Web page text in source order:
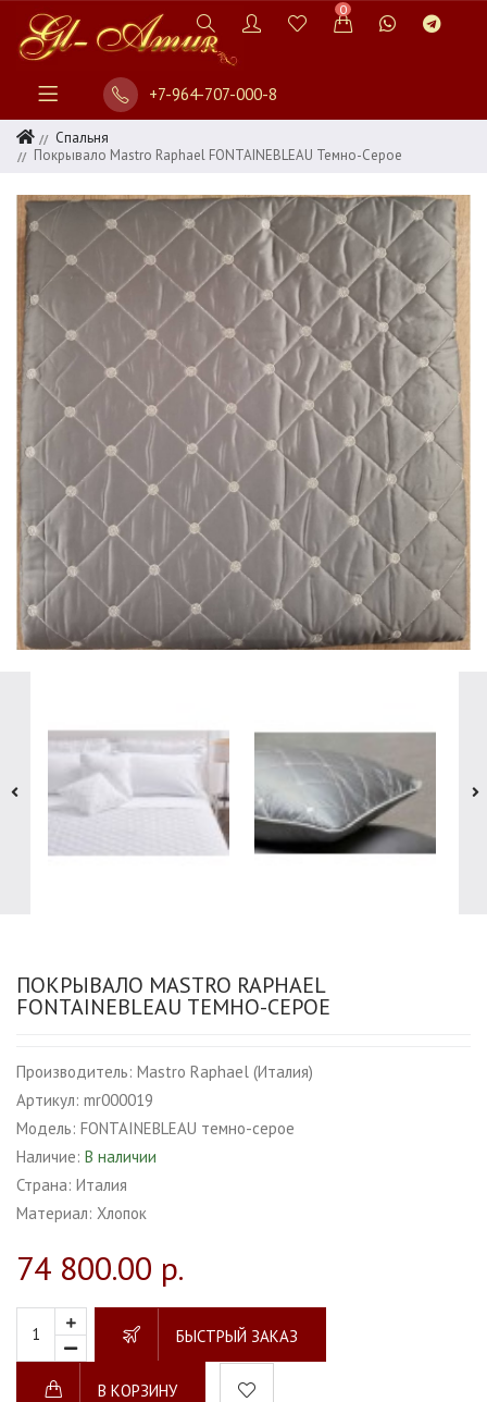
0
+7-964-707-000-8
Спальня
Покрывало Mastro Raphael FONTAINEBLEAU Темно-Серое
ПОКРЫВАЛО MASTRO RAPHAEL
FONTAINEBLEAU ТЕМНО-СЕРОЕ
Производитель: Mastro Raphael (Италия)
Артикул: mr000019
Модель: FONTAINEBLEAU темно-серое
Наличие: В наличии
Страна: Италия
Материал: Хлопок
74 800.00 р.
БЫСТРЫЙ ЗАКАЗ
В КОРЗИНУ